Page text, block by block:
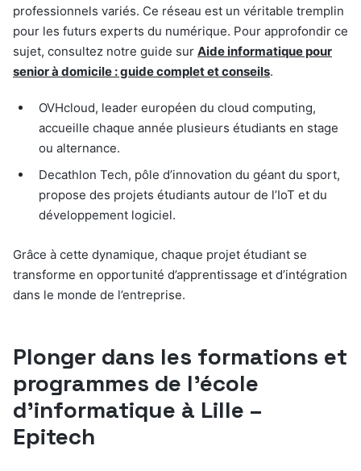
professionnels variés. Ce réseau est un véritable tremplin
pour les futurs experts du numérique. Pour approfondir ce
sujet, consultez notre guide sur Aide informatique pour
senior à domicile : guide complet et conseils.
OVHcloud, leader européen du cloud computing,
accueille chaque année plusieurs étudiants en stage
ou alternance.
Decathlon Tech, pôle d’innovation du géant du sport,
propose des projets étudiants autour de l’IoT et du
développement logiciel.
Grâce à cette dynamique, chaque projet étudiant se
transforme en opportunité d’apprentissage et d’intégration
dans le monde de l’entreprise.
Plonger dans les formations et
programmes de l’école
d’informatique à Lille –
Epitech